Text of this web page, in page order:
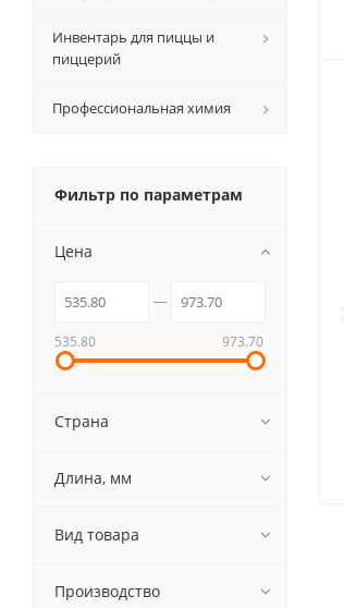
Инвентарь для пиццы и
пиццерий
Профессиональная химия
Фильтр по параметрам
Цена
535.80 973.70
Страна
Длина, мм
Вид товара
Производство